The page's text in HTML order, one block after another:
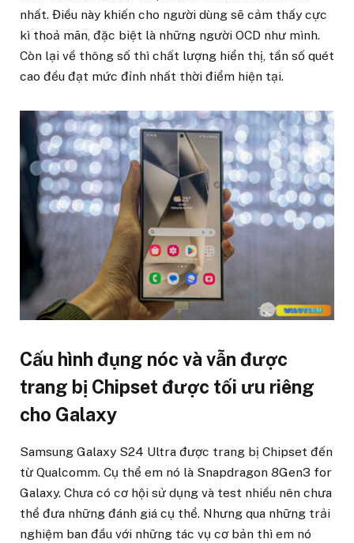
nhất. Điều này khiến cho người dùng sẽ cảm thấy cực
kì thoả mãn, đặc biệt là những người OCD như mình.
Còn lại về thông số thì chất lượng hiển thị, tần số quét
cao đều đạt mức đỉnh nhất thời điểm hiện tại.
Cấu hình đụng nóc và vẫn được
trang bị Chipset được tối ưu riêng
cho Galaxy
Samsung Galaxy S24 Ultra được trang bị Chipset đến
từ Qualcomm. Cụ thể em nó là Snapdragon 8Gen3 for
Galaxy. Chưa có cơ hội sử dụng và test nhiều nên chưa
thể đưa những đánh giá cụ thể. Nhưng qua những trải
nghiệm ban đầu với những tác vụ cơ bản thì em nó